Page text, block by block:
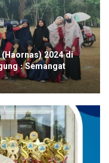
2024 di
: Semangat